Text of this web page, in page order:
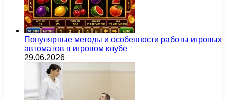
Популярные методы и особенности работы игровых
автоматов в игровом клубе
29.06.2026